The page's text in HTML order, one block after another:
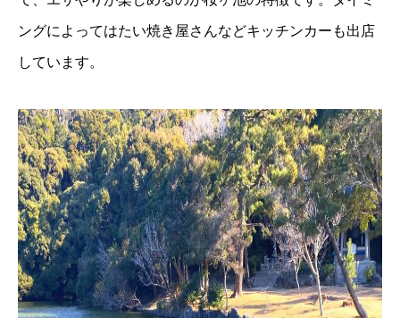
ングによってはたい焼き屋さんなどキッチンカーも出店
しています。